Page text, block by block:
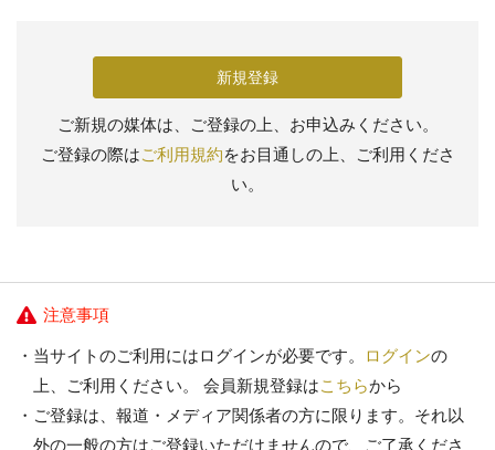
新規登録
ご新規の媒体は、ご登録の上、お申込みください。
ご登録の際はご利用規約をお目通しの上、ご利用くださ
い。
注意事項
当サイトのご利用にはログインが必要です。 ログインの
上、ご利用ください。 会員新規登録はこちらから
ご登録は、報道・メディア関係者の方に限ります。それ以
外の一般の方はご登録いただけませんので、ご了承くださ